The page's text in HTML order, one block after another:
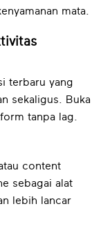
mata.
terbaru yang
sekaligus. Buka
tanpa lag.
content
sebagai alat
lebih lancar